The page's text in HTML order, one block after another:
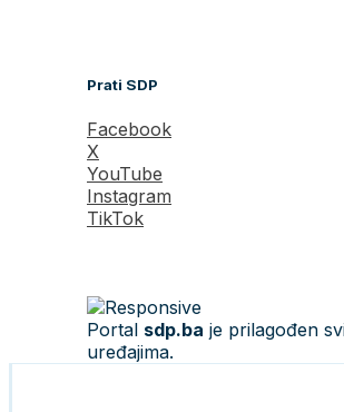
Prati SDP
Facebook
X
YouTube
Instagram
TikTok
Portal sdp.ba je prilagođen
uređajima.